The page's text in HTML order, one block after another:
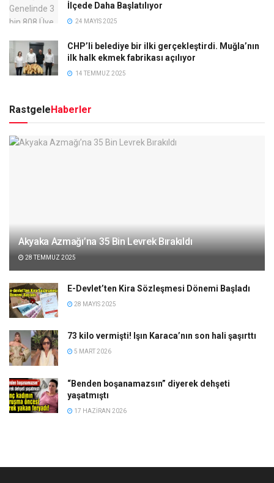
İlçede Daha Başlatılıyor
24 MAYIS 2025
CHP’li belediye bir ilki gerçekleştirdi. Muğla’nın
ilk halk ekmek fabrikası açılıyor
14 TEMMUZ 2025
RastgeleHaberler
Akyaka Azmağı’na 35 Bin Levrek Bırakıldı
28 TEMMUZ 2025
E-Devlet’ten Kira Sözleşmesi Dönemi Başladı
28 MAYIS 2025
73 kilo vermişti! Işın Karaca’nın son hali şaşırttı
5 MART 2026
“Benden boşanamazsın” diyerek dehşeti
yaşatmıştı
17 HAZIRAN 2026